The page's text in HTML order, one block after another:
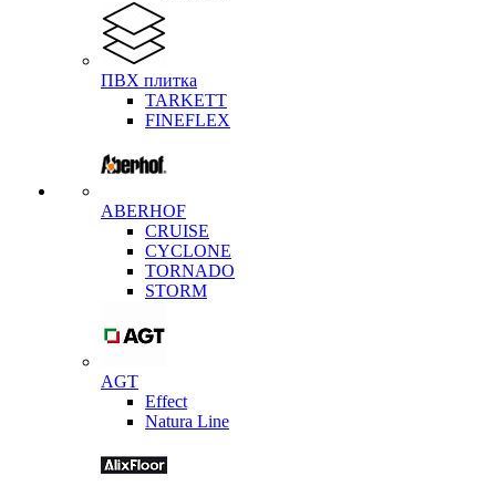
ПВХ плитка
TARKETT
FINEFLEX
ABERHOF
CRUISE
CYCLONE
TORNADO
STORM
AGT
Effect
Natura Line